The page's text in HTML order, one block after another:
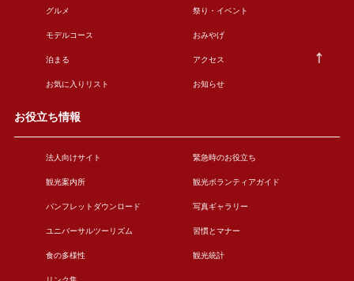
グルメ 祭り・イベント
モデルコース おみやげ
泊まる アクセス
お気に入りリスト お知らせ
お役立ち情報
法人向けサイト 緊急時のお役立ち
観光案内所 観光ボランティアガイド
パンフレットダウンロード 写真ギャラリー
ユニバーサルツーリズム 習慣とマナー
食の多様性 観光統計